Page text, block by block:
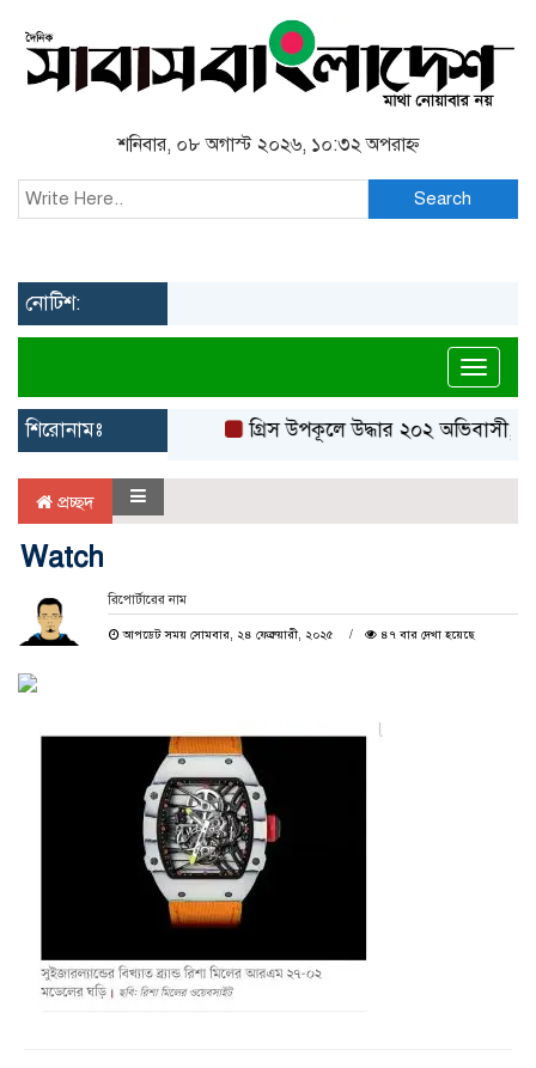
শনিবার, ০৮ অগাস্ট ২০২৬, ১০:৩২ অপরাহ্ন
Search
নোটিশ:
শিরোনামঃ গ্রিস উপকূলে উদ্ধার ২০২ অভিবাসী,
প্রচ্ছদ
Watch
রিপোর্টারের নাম
আপডেট সময় সোমবার, ২৪ ফেব্রুয়ারী, ২০২৫ ৪৭ বার দেখা হয়েছে